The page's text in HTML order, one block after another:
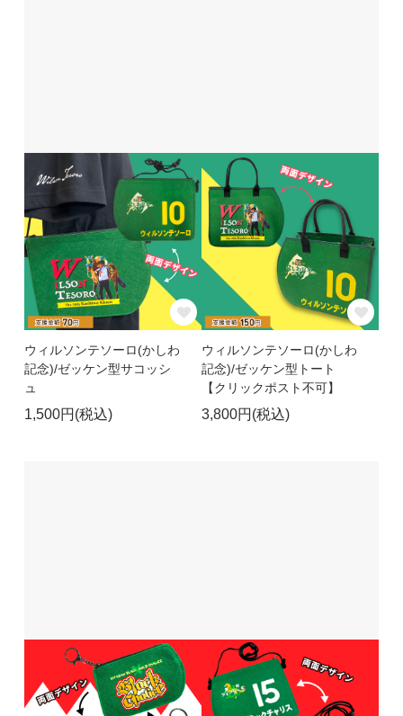
ウィルソンテソーロ(かしわ
記念)/ゼッケン型サコッシ
ュ
1,500円(税込)
ウィルソンテソーロ(かしわ
記念)/ゼッケン型トート
【クリックポスト不可】
3,800円(税込)